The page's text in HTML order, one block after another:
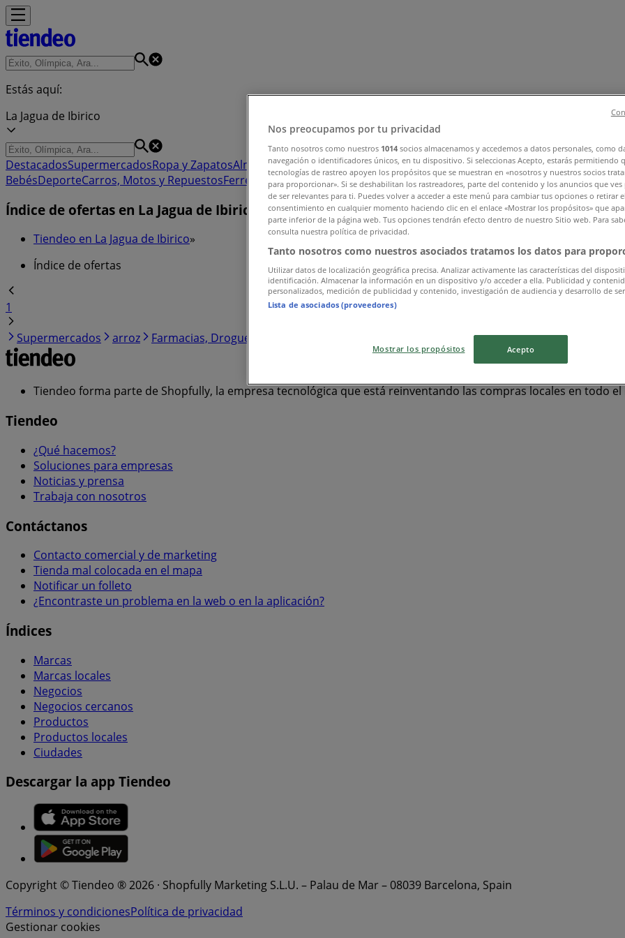
Estás aquí:
La Jagua de Ibirico
DestacadosSupermercadosRopa y ZapatosAlmacenesHogar y MueblesInformática y ElectrónicaFarmacias,
BebésDeporteCarros, Motos y RepuestosFerreterías y ConstrucciónLibros y CineViajesBancos y Seguros
Índice de ofertas en La Jagua de Ibirico
Tiendeo en La Jagua de Ibirico»
Índice de ofertas
1
Supermercados
arroz Farmacias, Droguerías y Ópticas televisores
Tiendeo forma parte de Shopfully, la empresa tecnológica que está reinventando las compras locales en todo
Tiendeo
¿Qué hacemos?
Soluciones para empresas
Noticias y prensa
Trabaja con nosotros
Contáctanos
Contacto comercial y de marketing
Tienda mal colocada en el mapa
Notificar un folleto
¿Encontraste un problema en la web o en la aplicación?
Índices
Marcas
Marcas locales
Negocios
Negocios cercanos
Productos
Productos locales
Ciudades
Descargar la app Tiendeo
Copyright © Tiendeo ® 2026 · Shopfully Marketing S.L.U. – Palau de Mar – 08039 Barcelona, Spain
Términos y condicionesPolítica de privacidad
Gestionar cookies
Nos preocupamos por tu privacidad
Tanto nosotros como nuestros 1014 socios almacenamos y accedemos a datos personales, como
navegación o identificadores únicos, en tu dispositivo. Si seleccionas Acepto, estarás permitiendo
tecnologías de rastreo apoyen los propósitos que se muestran en «nosotros y nuestros socios
para proporcionar». Si se deshabilitan los rastreadores, parte del contenido y los anuncios que
de ser relevantes para ti. Puedes volver a acceder a este menú para cambiar tus opciones o retirar el
consentimiento en cualquier momento haciendo clic en el enlace «Mostrar los propósitos» que
parte inferior de la página web. Tus opciones tendrán efecto dentro de nuestro Sitio web. Para
consulta nuestra política de privacidad.
Tanto nosotros como nuestros asociados tratamos los datos para
Utilizar datos de localización geográfica precisa. Analizar activamente las características del
identificación. Almacenar la información en un dispositivo y/o acceder a ella. Publicidad y
personalizados, medición de publicidad y contenido, investigación de audiencia y desarrollo de
Lista de asociados (proveedores)
Mostrar los propósitos Acepto